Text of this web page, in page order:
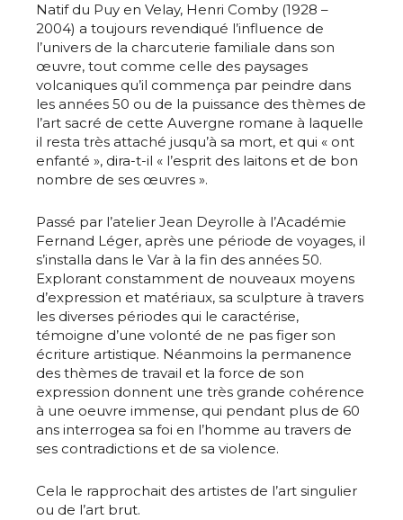
Natif du Puy en Velay, Henri Comby (1928 –
2004) a toujours revendiqué l’influence de
l’univers de la charcuterie familiale dans son
œuvre, tout comme celle des paysages
volcaniques qu’il commença par peindre dans
les années 50 ou de la puissance des thèmes de
l’art sacré de cette Auvergne romane à laquelle
il resta très attaché jusqu’à sa mort, et qui « ont
enfanté », dira-t-il « l’esprit des laitons et de bon
nombre de ses œuvres ».
Passé par l’atelier Jean Deyrolle à l’Académie
Fernand Léger, après une période de voyages, il
s’installa dans le Var à la fin des années 50.
Explorant constamment de nouveaux moyens
d’expression et matériaux, sa sculpture à travers
les diverses périodes qui le caractérise,
témoigne d’une volonté de ne pas figer son
écriture artistique. Néanmoins la permanence
des thèmes de travail et la force de son
expression donnent une très grande cohérence
à une oeuvre immense, qui pendant plus de 60
ans interrogea sa foi en l’homme au travers de
ses contradictions et de sa violence.
Cela le rapprochait des artistes de l’art singulier
ou de l’art brut.